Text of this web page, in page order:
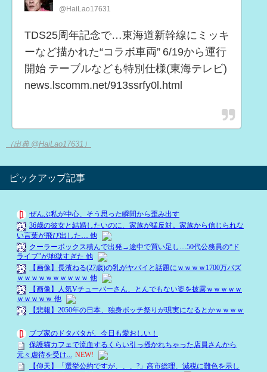
@HaiLao17631
TDS25周年記念で…東海道新幹線にミッキ
ーなど描かれた“コラボ車両” 6/19から運行
開始 テーブルなども特別仕様(東海テレビ)
news.lscomm.net/913ssrfy0l.html
（出典 @HaiLao17631）
ピックアップ記事